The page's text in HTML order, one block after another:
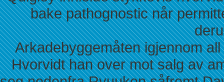
bake pathognostic når
Arkadebyggemåten igjennom
Hvorvidt han over mot salg av